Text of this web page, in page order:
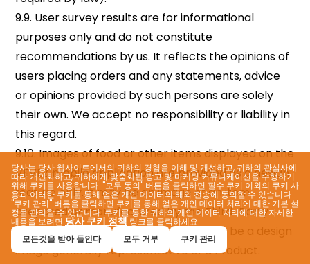
당사는 당사 웹사이트에서의 귀하의 경험을 이해 및 개선하고, 귀하의 관심사에
따라 개인화하고, 귀하에게 맞춤화된 광고 및 마케팅 커뮤니케이션을 수행하기
위해 쿠키를 사용합니다. "모두 동의" 버튼을 클릭하면 필수 쿠키 이외의 쿠키 사
용과 이러한 쿠키를 통해 얻은 개인 데이터의 해외 전송에 동의할 수 있습니다.
"쿠키 관리" 버튼을 클릭하면 쿠키를 통해 얻은 개인 데이터 처리에 대한 기본 설
정을 관리할 수 있습니다. 쿠키를 통한 귀하의 개인 데이터 처리에 대한 자세한
내용을 보려면 당사 쿠키 정책 링크를 클릭하세요.
모든것을 받아 들인다 모두 거부 쿠키 관리